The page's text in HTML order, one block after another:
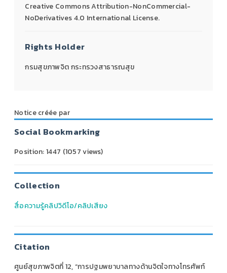
Creative Commons Attribution-NonCommercial-
NoDerivatives 4.0 International License.
Rights Holder
กรมสุขภาพจิต กระทรวงสาธารณสุข
Notice créée par
Social Bookmarking
Position:1447 (1057views)
Collection
สื่อความรู้คลิปวิดีโอ/คลิปเสียง
Citation
ศูนย์สุขภาพจิตที่ 12, “การปฐมพยาบาลทางด้านจิตใจทางโทรศัพท์